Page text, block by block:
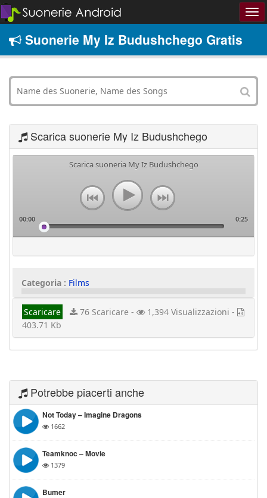
Suonerie My Iz Budushchego Gratis
Scarica suonerie My Iz Budushchego
Scarica suoneria My Iz Budushchego
00:00 0:25
Categoria : Films
Scaricare 76 Scaricare -
1,394 Visualizzazioni -
403.71 Kb
Potrebbe piacerti anche
Not Today – Imagine Dragons
1662
Teamknoc – Movie
1379
Bumer